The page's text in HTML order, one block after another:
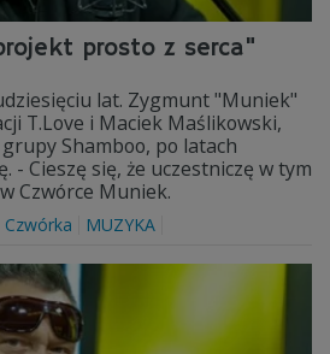
prosto z serca"
lat. Zygmunt "Muniek"
T.Love i Maciek Maślikowski,
Shamboo, po latach
- Cieszę się, że uczestniczę w tym
Czwórce Muniek.
Czwórka MUZYKA